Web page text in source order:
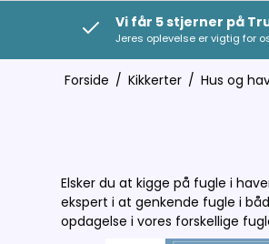
Vi får 5 stjerner på
Jeres oplevelse er vigtig for
Forside / Kikkerter / Hus og
Elsker du at kigge på fugle i
ekspert i at genkende fugle i
opdagelse i vores forskellige